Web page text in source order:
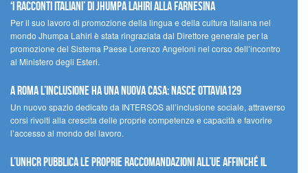
‘I racconti italiani’ di Jhumpa Lahiri alla Farnesina
Per il suo lavoro di promozione della lingua e della cultura italiana nel
mondo Jhumpa Lahiri è stata ringraziata dal Direttore generale per la
promozione del Sistema Paese Lorenzo Angeloni nel corso dell’incontro
al Ministero degli Esteri.
A Roma l’inclusione ha una nuova casa: nasce Ottavia129
Un nuovo spazio dedicato da INTERSOS all’inclusione sociale, attraverso
corsi rivolti alla crescita delle proprie competenze e capacità e favorire
l’accesso al mondo del lavoro.
L’UNHCR pubblica le proprie raccomandazioni all’UE affinché il